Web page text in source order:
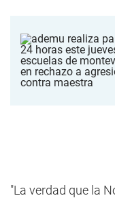
"La verdad que la